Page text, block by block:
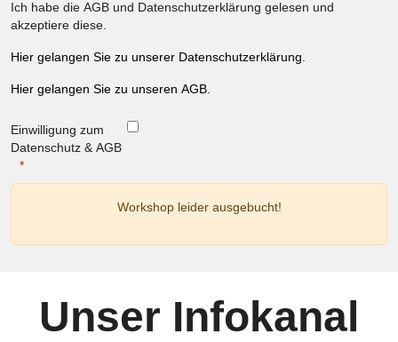
Ich habe die AGB und Datenschutzerklärung gelesen und
akzeptiere diese.
Hier gelangen Sie zu unserer Datenschutzerklärung.
Hier gelangen Sie zu unseren AGB.
Einwilligung zum
Datenschutz & AGB
Workshop leider ausgebucht!
Unser Infokanal